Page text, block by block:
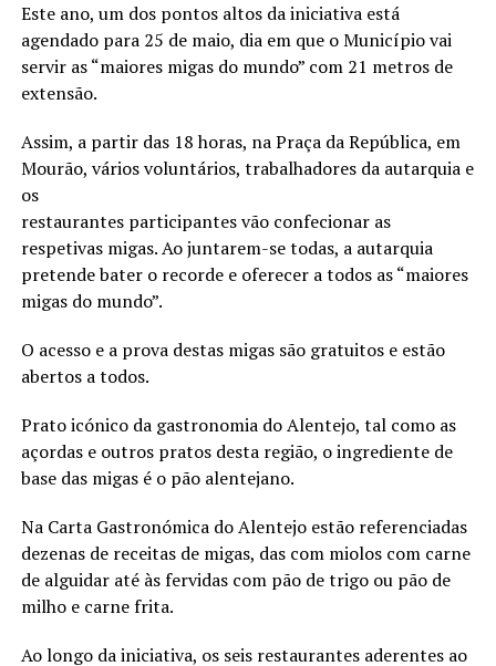
Este ano, um dos pontos altos da iniciativa está
agendado para 25 de maio, dia em que o Município vai
servir as “maiores migas do mundo” com 21 metros de
extensão.
Assim, a partir das 18 horas, na Praça da República, em
Mourão, vários voluntários, trabalhadores da autarquia e
os
restaurantes participantes vão confecionar as
respetivas migas. Ao juntarem-se todas, a autarquia
pretende bater o recorde e oferecer a todos as “maiores
migas do mundo”.
O acesso e a prova destas migas são gratuitos e estão
abertos a todos.
Prato icónico da gastronomia do Alentejo, tal como as
açordas e outros pratos desta região, o ingrediente de
base das migas é o pão alentejano.
Na Carta Gastronómica do Alentejo estão referenciadas
dezenas de receitas de migas, das com miolos com carne
de alguidar até às fervidas com pão de trigo ou pão de
milho e carne frita.
Ao longo da iniciativa, os seis restaurantes aderentes ao